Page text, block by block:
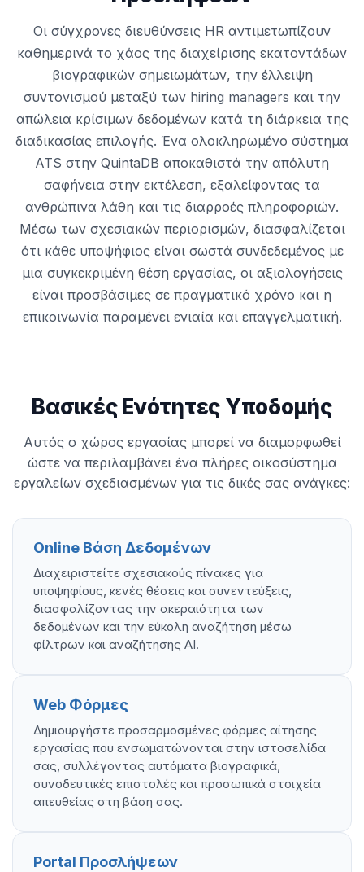
Οι σύγχρονες διευθύνσεις HR αντιμετωπίζουν
καθημερινά το χάος της διαχείρισης εκατοντάδων
βιογραφικών σημειωμάτων, την έλλειψη
συντονισμού μεταξύ των hiring managers και την
απώλεια κρίσιμων δεδομένων κατά τη διάρκεια της
διαδικασίας επιλογής. Ένα ολοκληρωμένο σύστημα
ATS στην QuintaDB αποκαθιστά την απόλυτη
σαφήνεια στην εκτέλεση, εξαλείφοντας τα
ανθρώπινα λάθη και τις διαρροές πληροφοριών.
Μέσω των σχεσιακών περιορισμών, διασφαλίζεται
ότι κάθε υποψήφιος είναι σωστά συνδεδεμένος με
μια συγκεκριμένη θέση εργασίας, οι αξιολογήσεις
είναι προσβάσιμες σε πραγματικό χρόνο και η
επικοινωνία παραμένει ενιαία και επαγγελματική.
Βασικές Ενότητες Υποδομής
Αυτός ο χώρος εργασίας μπορεί να διαμορφωθεί
ώστε να περιλαμβάνει ένα πλήρες οικοσύστημα
εργαλείων σχεδιασμένων για τις δικές σας ανάγκες:
Online Βάση Δεδομένων
Διαχειριστείτε σχεσιακούς πίνακες για
υποψηφίους, κενές θέσεις και συνεντεύξεις,
διασφαλίζοντας την ακεραιότητα των
δεδομένων και την εύκολη αναζήτηση μέσω
φίλτρων και αναζήτησης AI.
Web Φόρμες
Δημιουργήστε προσαρμοσμένες φόρμες αίτησης
εργασίας που ενσωματώνονται στην ιστοσελίδα
σας, συλλέγοντας αυτόματα βιογραφικά,
συνοδευτικές επιστολές και προσωπικά στοιχεία
απευθείας στη βάση σας.
Portal Προσλήψεων